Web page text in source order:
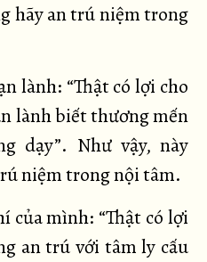
hãy an trú niệm trong
lành: “Thật có lợi cho
lành biết thương mến
dạy”. Như vậy, này
niệm trong nội tâm.
của mình: “Thật có lợi
an trú với tâm ly cấu